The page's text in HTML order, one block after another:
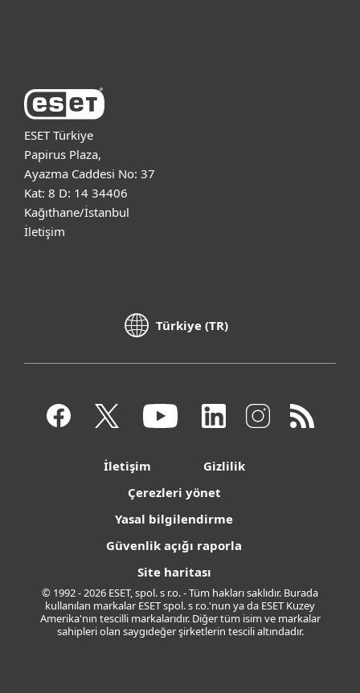
ESET Türkiye
Papirus Plaza,
Ayazma Caddesi No: 37
Kat: 8 D: 14 34406
Kağıthane/İstanbul
İletişim
Türkiye (TR)
İletişim
Gizlilik
Çerezleri yönet
Yasal bilgilendirme
Güvenlik açığı raporla
Site haritası
© 1992 - 2026 ESET, spol. s r.o. - Tüm hakları saklıdır. Burada
kullanılan markalar ESET spol. s r.o.'nun ya da ESET Kuzey
Amerika'nın tescilli markalarıdır. Diğer tüm isim ve markalar
sahipleri olan saygıdeğer şirketlerin tescili altındadır.